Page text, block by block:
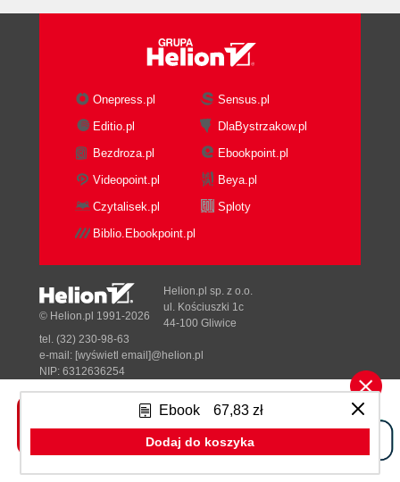
Ebook 67,83 zł
Dodaj do koszyka
Onepress.pl
Sensus.pl
Editio.pl
DlaBystrzakow.pl
Bezdroza.pl
Ebookpoint.pl
Videopoint.pl
Beya.pl
Czytalisek.pl
Sploty
Biblio.Ebookpoint.pl
Tonik.pl
© Helion.pl 1991-2026
Helion.pl sp. z o.o.
ul. Kościuszki 1c
44-100 Gliwice
tel. (32) 230-98-63
e-mail: [wyświetl email]@helion.pl
NIP: 6312636254